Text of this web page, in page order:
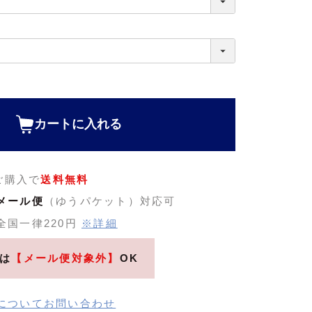
カートに入れる
購入で送料無料
ール便
（ゆうパケット）対応可
国一律220円
※詳細
【メール便対象外】 OK
ついてお問い合わせ